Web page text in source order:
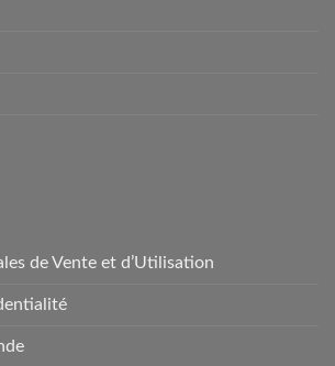
de Vente et d’Utilisation